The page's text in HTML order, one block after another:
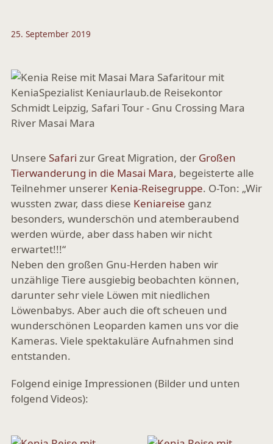
25. September 2019
Unsere Safari zur Great Migration, der Großen
Tierwanderung in die Masai Mara, begeisterte alle
Teilnehmer unserer Kenia-Reisegruppe. O-Ton: „Wir
wussten zwar, dass diese Keniareise ganz
besonders, wunderschön und atemberaubend
werden würde, aber dass haben wir nicht
erwartet!!!“
Neben den großen Gnu-Herden haben wir
unzählige Tiere ausgiebig beobachten können,
darunter sehr viele Löwen mit niedlichen
Löwenbabys. Aber auch die oft scheuen und
wunderschönen Leoparden kamen uns vor die
Kameras. Viele spektakuläre Aufnahmen sind
entstanden.
Folgend einige Impressionen (Bilder und unten
folgend Videos):